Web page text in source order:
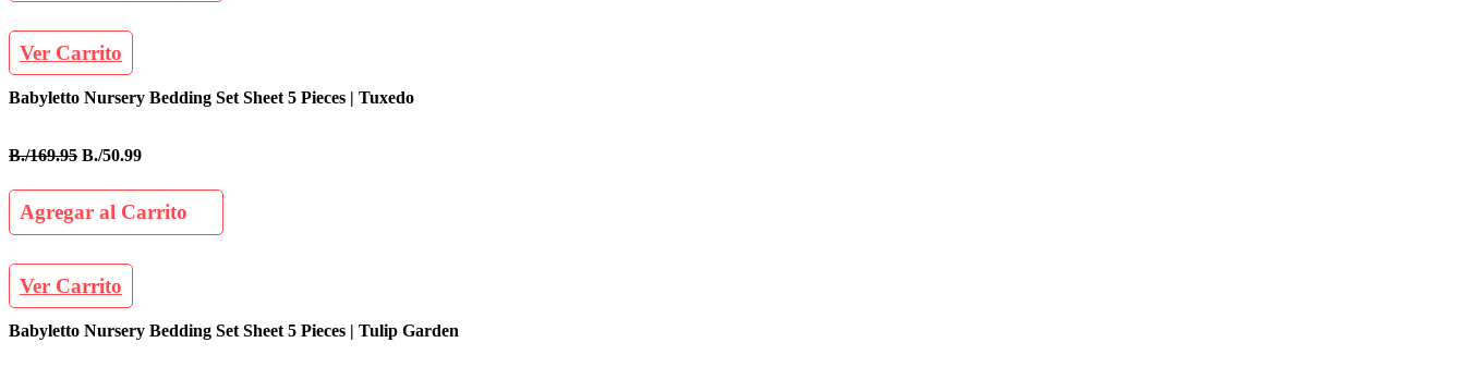
Ver Carrito
Babyletto Nursery Bedding Set Sheet 5 Pieces | Tuxedo
B./169.95 B./50.99
Agregar al Carrito
Ver Carrito
Babyletto Nursery Bedding Set Sheet 5 Pieces | Tulip Garden